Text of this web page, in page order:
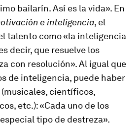
bailarín. Así es la vida». En
e inteligencia, el
talento como «la inteligencia
decir, que resuelve los
con resolución». Al igual que
de inteligencia, puede haber
científicos,
etc.): «Cada uno de los
tipo de destreza».